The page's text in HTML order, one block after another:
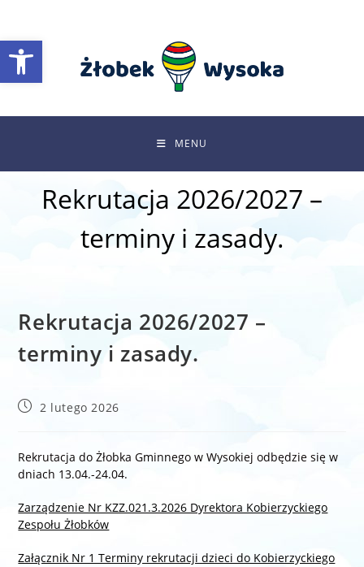
Otwórz pasek narzędzi
content
MENU
Rekrutacja 2026/2027 –
terminy i zasady.
Rekrutacja 2026/2027 –
terminy i zasady.
Post2 lutego 2026
Rekrutacja do Żłobka Gminnego w Wysokiej odbędzie się w
dniach 13.04.-24.04.
Zarządzenie Nr KZZ.021.3.2026 Dyrektora Kobierzyckiego
Zespołu Żłobków
Załącznik Nr 1 Terminy rekrutacji dzieci do Kobierzyckiego